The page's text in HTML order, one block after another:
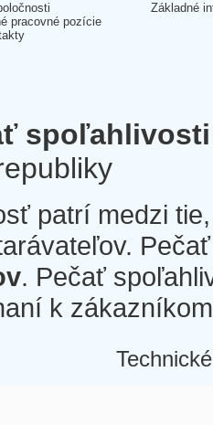
pracovné pozície
Základné
spoľahlivosti
patrí medzi
. Pečať
k